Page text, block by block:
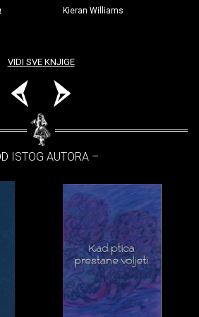
Kieran Williams
VIDI SVE KNJIGE
ISTOG AUTORA –